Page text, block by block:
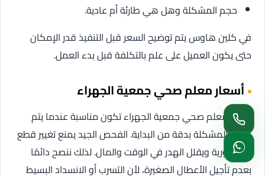
حجم المشكلة وهل هي طارئة أم عادية.
في كلين هاوس يتم توضيح السعر قبل التنفيذ قدر الإمكان
حتى يكون العميل على علم بالتكلفة قبل بدء العمل.
أسعار معلم صحي جمعية الجهراء
أسعار معلم صحي جمعية الجهراء تكون مناسبة عندما يتم
تحديد المشكلة بدقة من البداية. الفحص الجيد يمنع تغيير قطع
غير ضرورية ويقلل الهدر في الوقت والمال. لذلك ننصح دائمًا
بعدم تأجيل الأعطال الصغيرة، لأن التسرب أو الانسداد البسيط